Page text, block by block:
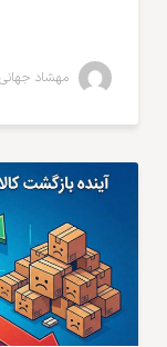
مهشاد جهانی